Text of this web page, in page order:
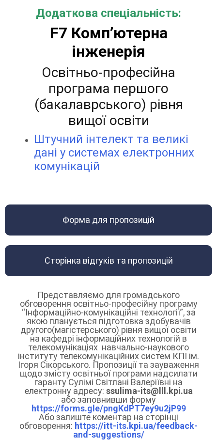
Додаткова спеціальність:
F7 Комп’ютерна
інженерія
Освітньо-професійна
програма першого
(бакалаврського) рівня
вищої освіти
Штучний інтелект та великі
дані у системах електронних
комунікацій
Форма для пропозицій
Сторінка відгуків та пропозицій
Представляємо для громадського
обговорення освітньо-професійну програму
“Інформаційно-комунікаційні технології”, за
якою планується підготовка здобувачів
другого(магістерського) рівня вищої освіти
на кафедрі інформаційних технологій в
телекомунікаціях навчально-наукового
інституту телекомунікаційних систем КПІ ім.
Ігоря Сікорського. Пропозиції та зауваження
щодо змісту освітньої програми надсилати
гаранту Сулімі Світлані Валеріївні на
електронну адресу: ssulima-its@lll.kpi.ua
або заповнивши форму
https://forms.gle/pngKdPT7ey9u2jP99
Або залиште коментар на сторінці
обговорення: https://itt-its.kpi.ua/feedback-
and-suggestions/